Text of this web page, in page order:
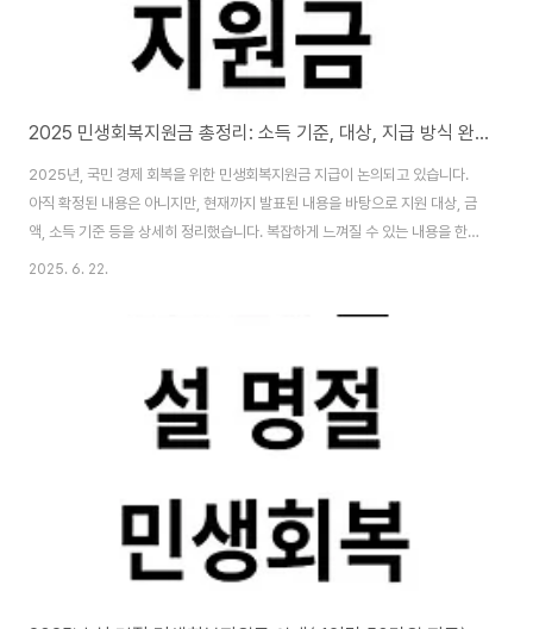
2025 민생회복지원금 총정리: 소득 기준, 대상, 지급 방식 완벽 가이드
2025년, 국민 경제 회복을 위한 민생회복지원금 지급이 논의되고 있습니다.
아직 확정된 내용은 아니지만, 현재까지 발표된 내용을 바탕으로 지원 대상, 금
액, 소득 기준 등을 상세히 정리했습니다. 복잡하게 느껴질 수 있는 내용을 한
번에 파악하고, 자신이 지원 대상에 해당하는지 확인해보세요.1. 지원금 규모
입니다.* 기초생활수급자: 최대 50만 원 (1차 40만 원 + 2차 10만 원)* 차상
위 90% 국민: 25만 원 (1차 15만 원 + 2차 10만 원)* 소득 상위 10%: 15만
원 (1차 지급만 해당, 2차 미지급) 2. 소득 기..
2025. 6. 22.